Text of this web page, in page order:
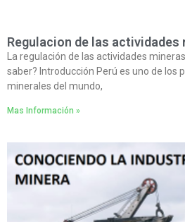
Regulacion de las actividades
La regulación de las actividades
saber? Introducción Perú es uno de los
minerales del mundo,
Mas Información »